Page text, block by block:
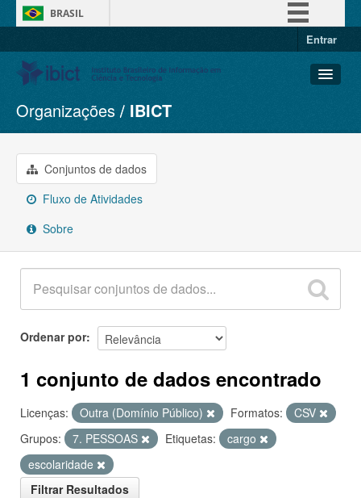
BRASIL
Entrar
Conjuntos de dados
Organizações
Grupos
Sobre
Organizações IBICT
Conjuntos de dados
Fluxo de Atividades
Sobre
Ordenar por
1 conjunto de dados encontrado
Licenças: Outra (Domínio Público) Formatos:
CSV
Grupos:
7. PESSOAS Etiquetas:
cargo
escolaridade
Filtrar Resultados